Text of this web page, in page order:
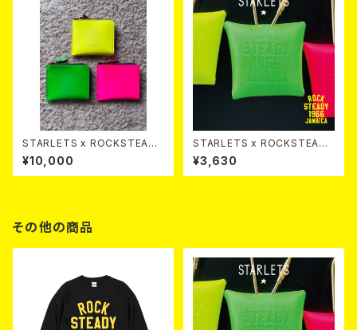
STARLETS x ROCKSTEADY
Small Wallet
¥10,000
STARLETS x ROCKSTEADY
Mini Charm
¥3,630
その他の商品